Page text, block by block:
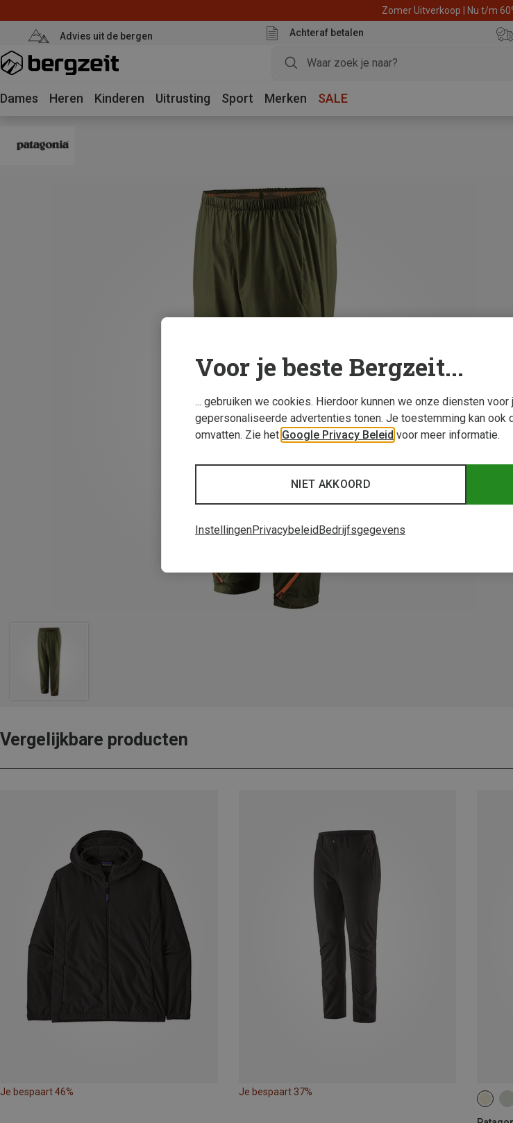
Zomer Uitverkoop | Nu t/m
Advies uit de bergen Achteraf betalen
Dames Heren Kinderen Uitrusting Sport Merken SALE
Vergelijkbare producten
Je bespaart 46% Je bespaart 37%
Voor je beste Bergzeit...
... gebruiken we cookies. Hierdoor kunnen we onze diensten
gepersonaliseerde advertenties tonen. Je toestemming kan ook
omvatten. Zie het Google Privacy Beleid voor meer informatie.
NIET AKKOORD
InstellingenPrivacybeleid Bedrijfsgegevens